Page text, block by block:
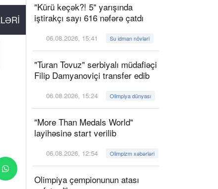
"Kürü keçək?! 5" yarışında
iştirakçı sayı 616 nəfərə çatdı
06.08.2026, 15:41 Su idman növləri
"Turan Tovuz" serbiyalı müdafiəçi
Filip Damyanoviçi transfer edib
06.08.2026, 15:24 Olimpiya dünyası
"More Than Medals World"
layihəsinə start verilib
06.08.2026, 12:54 Olimpizm xəbərləri
Olimpiya çempionunun atası